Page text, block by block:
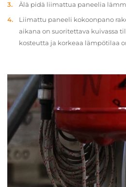
Älä pidä liimattua paneelia
Liimattu paneeli kokoonpano
aikana on suoritettava kuivassa
kosteutta ja korkeaa lämpötilaa